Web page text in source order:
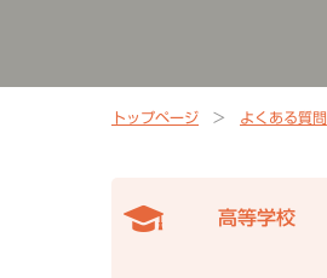
一般向け
定期刊行冊子
トップページ よくある質問
高等学校